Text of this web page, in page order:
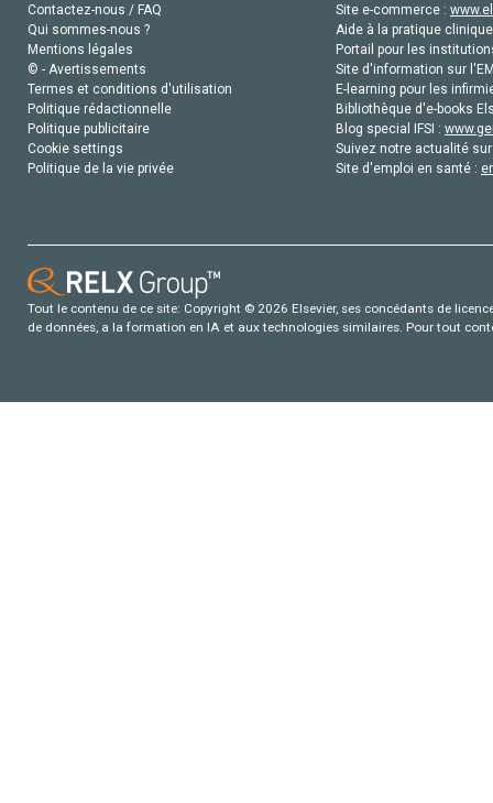
Contactez-nous / FAQ
Qui sommes-nous ?
Mentions légales
© - Avertissements
Termes et conditions d'utilisation
Politique rédactionnelle
Politique publicitaire
Cookie settings
Politique de la vie privée
Site e-commerce :
Aide à la pratique
Portail pour les
Site d'information sur
E-learning pour les
Bibliothèque d'e-books
Blog special IFSI :
Suivez notre actualité
Site d'emploi en santé :
Tout le contenu de ce site: Copyright © 2026 Elsevier, ses concédants de
de données, a la formation en IA et aux technologies similaires. Pour tout